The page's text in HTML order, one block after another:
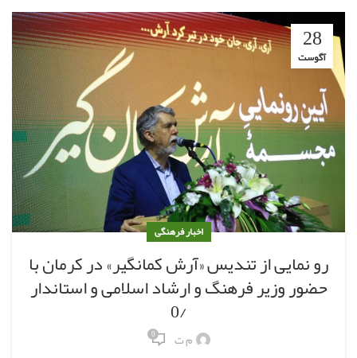
28
آگوست
اخبار فرهنگی
رو نمایی از تندیس «آرش کمانگیر» در کرمان با
حضور وزیر فرهنگ و ارشاد اسلامی و استاندار
/0
م ت 0